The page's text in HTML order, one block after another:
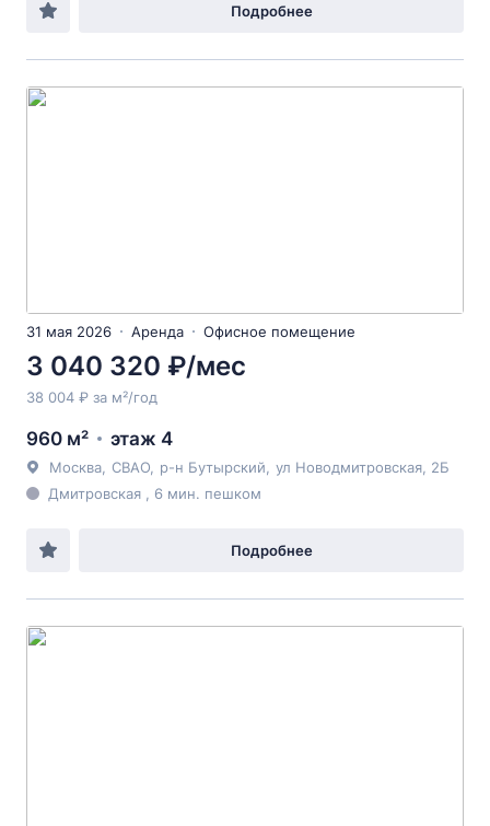
Подробнее
31 мая 2026 Аренда Офисное помещение
3 040 320 ₽/мес
38 004 ₽ за м²/год
960 м² этаж 4
Москва СВАО р-н Бутырский ул Новодмитровская , 2Б
Дмитровская , 6 мин. пешком
Подробнее